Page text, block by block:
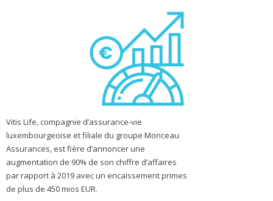
Vitis Life, compagnie d’assurance-vie
luxembourgeoise et filiale du groupe Monceau
Assurances, est fière d’annoncer une
augmentation de 90% de son chiffre d’affaires
par rapport à 2019 avec un encaissement primes
de plus de 450 mios EUR.